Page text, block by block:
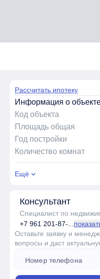
Рассчитать ипотеку
Информация о
Код объекта
Площадь общая
Год постройки
Количество комнат
Ещё
Консультант
Специалист по
+7 961 201-87-...
Оставьте заявку и
вопросы и даст